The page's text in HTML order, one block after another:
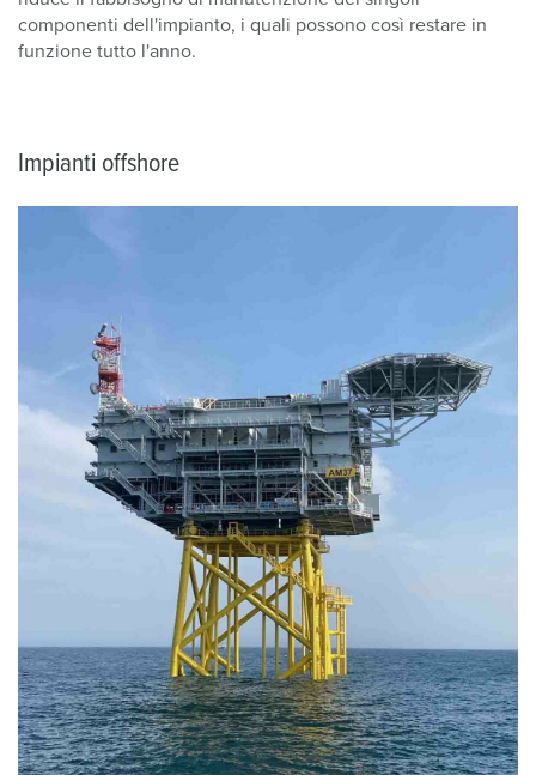
componenti dell'impianto, i quali possono così restare in
funzione tutto l'anno.
Impianti offshore